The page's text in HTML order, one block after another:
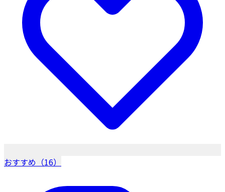
おすすめ（16）